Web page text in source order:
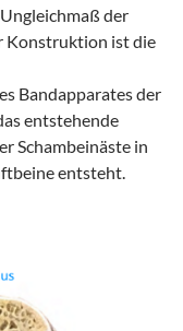
der
Konstruktion ist die
Bandapparates der
entstehende
Schambeinäste in
entsteht.